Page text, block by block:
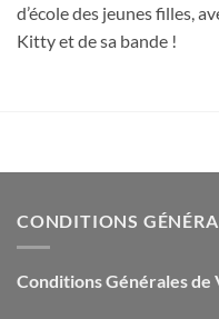
d’école des jeunes filles,
Kitty et de sa bande !
CONDITIONS
Conditions Générales de